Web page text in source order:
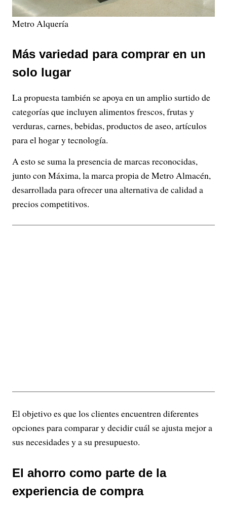
Metro Alquería
Más variedad para comprar en un
solo lugar
La propuesta también se apoya en un amplio surtido de
categorías que incluyen alimentos frescos, frutas y
verduras, carnes, bebidas, productos de aseo, artículos
para el hogar y tecnología.
A esto se suma la presencia de marcas reconocidas,
junto con Máxima, la marca propia de Metro Almacén,
desarrollada para ofrecer una alternativa de calidad a
precios competitivos.
El objetivo es que los clientes encuentren diferentes
opciones para comparar y decidir cuál se ajusta mejor a
sus necesidades y a su presupuesto.
El ahorro como parte de la
experiencia de compra